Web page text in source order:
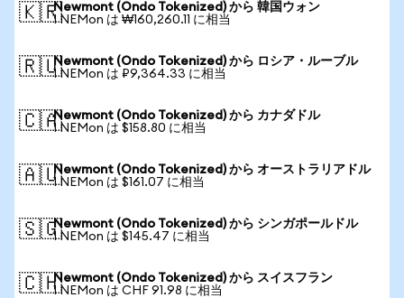
🇰🇷Newmont (Ondo Tokenized) から 韓国ウォン
1 NEMon は ₩160,260.11 に相当
🇷🇺Newmont (Ondo Tokenized) から ロシア・ルーブル
1 NEMon は ₽9,364.33 に相当
🇨🇦Newmont (Ondo Tokenized) から カナダドル
1 NEMon は $158.80 に相当
🇦🇺Newmont (Ondo Tokenized) から オーストラリアドル
1 NEMon は $161.07 に相当
🇸🇬Newmont (Ondo Tokenized) から シンガポールドル
1 NEMon は $145.47 に相当
🇨🇭Newmont (Ondo Tokenized) から スイスフラン
1 NEMon は CHF 91.98 に相当